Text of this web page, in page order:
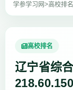
学参学习网>高校排名
高校排名
辽宁省综